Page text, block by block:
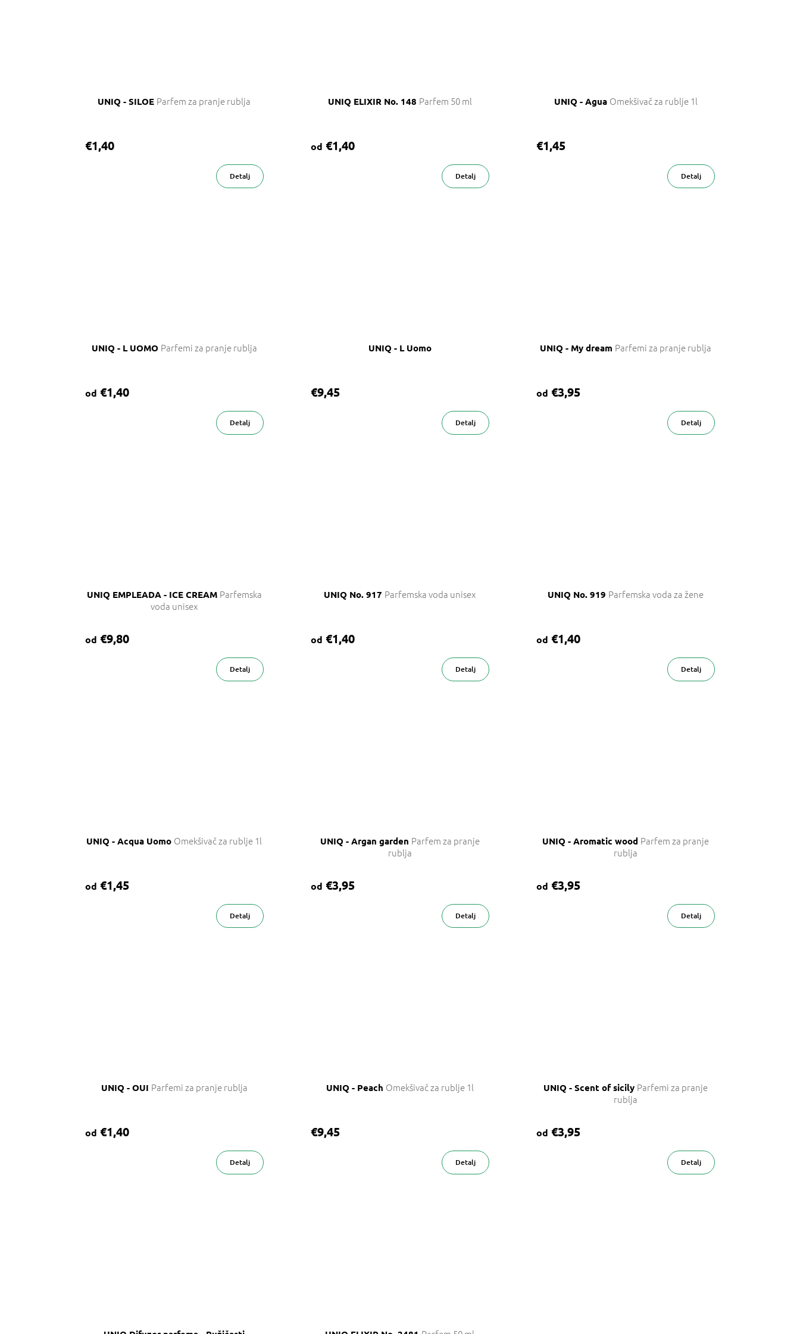
UNIQ - SILOE Parfem za pranje rublja
€1,40
Detalj
UNIQ ELIXIR No. 148 Parfem 50 ml
od €1,40
Detalj
UNIQ - Agua Omekšivač za rublje 1l
€1,45
Detalj
UNIQ - L UOMO Parfemi za pranje rublja
od €1,40
Detalj
UNIQ - L Uomo
€9,45
Detalj
UNIQ - My dream Parfemi za pranje rublja
od €3,95
Detalj
UNIQ EMPLEADA - ICE CREAM Parfemska
voda unisex
od €9,80
Detalj
UNIQ No. 917 Parfemska voda unisex
od €1,40
Detalj
UNIQ No. 919 Parfemska voda za žene
od €1,40
Detalj
UNIQ - Acqua Uomo Omekšivač za rublje 1l
od €1,45
Detalj
UNIQ - Argan garden Parfem za pranje
rublja
od €3,95
Detalj
UNIQ - Aromatic wood Parfem za pranje
rublja
od €3,95
Detalj
UNIQ - OUI Parfemi za pranje rublja
od €1,40
Detalj
UNIQ - Peach Omekšivač za rublje 1l
€9,45
Detalj
UNIQ - Scent of sicily Parfemi za pranje
rublja
od €3,95
Detalj